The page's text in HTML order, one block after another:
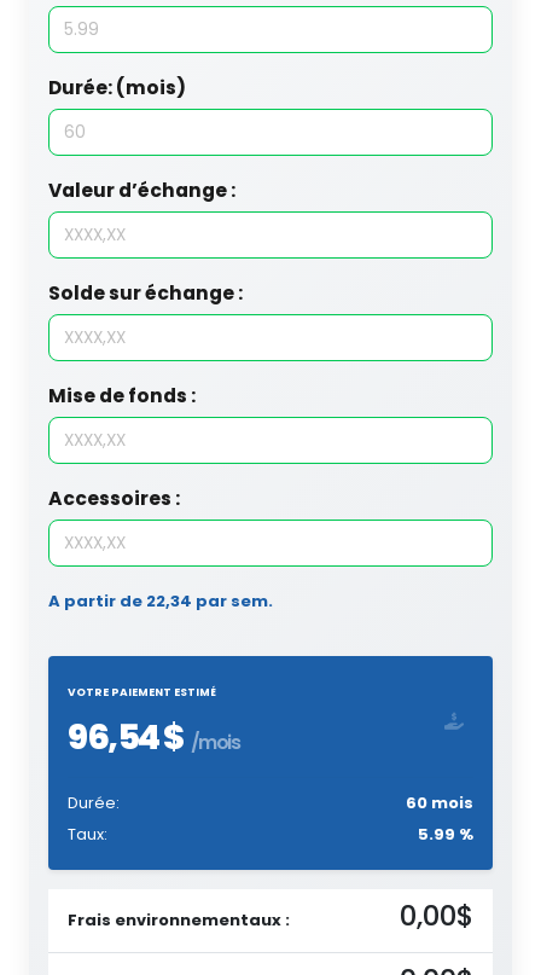
Durée: (mois)
Valeur d’échange :
Solde sur échange :
Mise de fonds :
Accessoires :
A partir de 22,34 par sem.
VOTRE PAIEMENT ESTIMÉ
96,54 $ /mois
Durée:
60 mois
Taux:
5.99 %
Frais environnementaux : 0,00$